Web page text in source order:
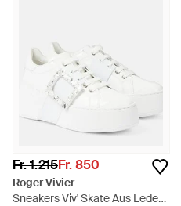
Fr. 1.215Fr. 850
Roger Vivier
Sneakers Viv' Skate Aus Leder -